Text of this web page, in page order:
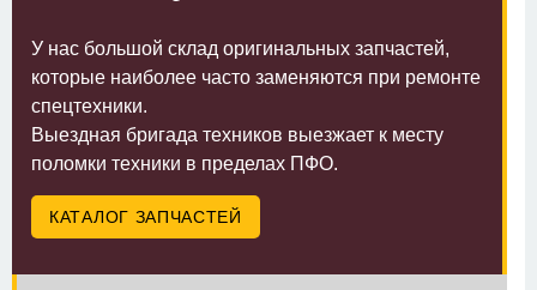
У нас большой склад оригинальных запчастей,
которые наиболее часто заменяются при ремонте
спецтехники.
Выездная бригада техников выезжает к месту
поломки техники в пределах ПФО.
КАТАЛОГ ЗАПЧАСТЕЙ